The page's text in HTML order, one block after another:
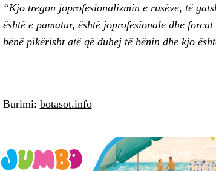
“Kjo tregon joprofesionalizmin e rusëve, të
është e pamatur, është joprofesionale dhe
bënë pikërisht atë që duhej të bënin dhe kjo
Burimi: botasot.info